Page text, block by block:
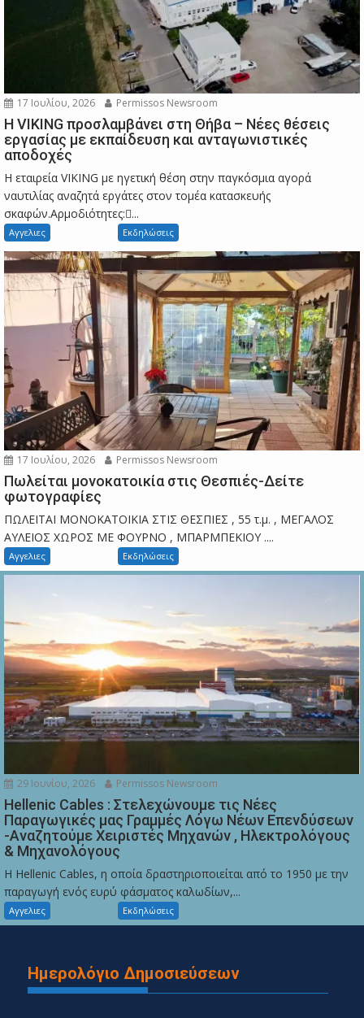
17 Ιουλίου, 2026 Permissos Newsroom
Η VIKING προσλαμβάνει στη Θήβα – Νέες θέσεις
εργασίας με εκπαίδευση και ανταγωνιστικές
αποδοχές
Η εταιρεία VIKING με ηγετική θέση στην παγκόσμια αγορά
ναυτιλίας αναζητά εργάτες στον τομέα κατασκευής
σκαφών.Αρμοδιότητες:...
Αγγελιες Εκδηλώσεις
17 Ιουλίου, 2026 Permissos Newsroom
Πωλείται μονοκατοικία στις Θεσπιές-Δείτε
φωτογραφίες
ΠΩΛΕΙΤΑΙ ΜΟΝΟΚΑΤΟΙΚΙΑ ΣΤΙΣ ΘΕΣΠΙΕΣ , 55 τ.μ. , ΜΕΓΑΛΟΣ
ΑΥΛΕΙΟΣ ΧΩΡΟΣ ΜΕ ΦΟΥΡΝΟ , ΜΠΑΡΜΠΕΚΙΟΥ ....
Αγγελιες Εκδηλώσεις
29 Ιουνίου, 2026 Permissos Newsroom
Hellenic Cables : Στελεχώνουμε τις Νέες
Παραγωγικές μας Γραμμές Λόγω Νέων Επενδύσεων
-Αναζητούμε Χειριστές Μηχανών , Ηλεκτρολόγους
& Μηχανολόγους
Η Hellenic Cables, η οποία δραστηριοποιείται από το 1950 με την
παραγωγή ενός ευρύ φάσματος καλωδίων,...
Αγγελιες Εκδηλώσεις
Ημερολόγιο Δημοσιεύσεων